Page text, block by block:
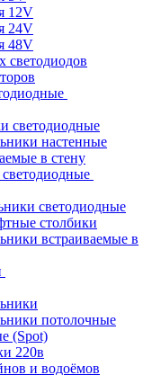
12V
24V
48V
светодиодные
настенные
в стену
светодиодные
столбики
встраиваемые в
потолочные
(Spot)
220в
и водоёмов